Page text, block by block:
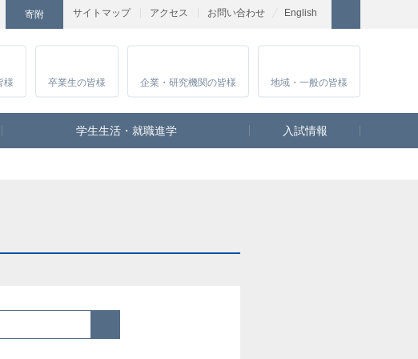
サイトマップ アクセス お問い合わせ
寄附 English
Instagram
様 卒業生の皆様 企業・研究機関の皆様 地域・一般の皆様
学生生活・就職進学 入試情報